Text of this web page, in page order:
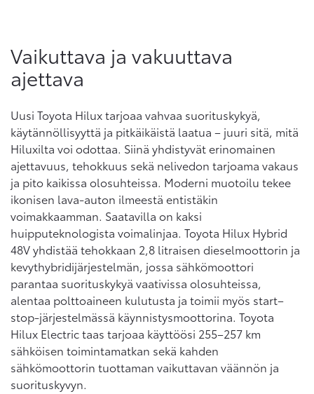
Vaikuttava ja vakuuttava
ajettava
Uusi Toyota Hilux tarjoaa vahvaa suorituskykyä,
käytännöllisyyttä ja pitkäikäistä laatua – juuri sitä, mitä
Hiluxilta voi odottaa. Siinä yhdistyvät erinomainen
ajettavuus, tehokkuus sekä nelivedon tarjoama vakaus
ja pito kaikissa olosuhteissa. Moderni muotoilu tekee
ikonisen lava-auton ilmeestä entistäkin
voimakkaamman. Saatavilla on kaksi
huipputeknologista voimalinjaa. Toyota Hilux Hybrid
48V yhdistää tehokkaan 2,8 litraisen dieselmoottorin ja
kevythybridijärjestelmän, jossa sähkömoottori
parantaa suorituskykyä vaativissa olosuhteissa,
alentaa polttoaineen kulutusta ja toimii myös start–
stop-järjestelmässä käynnistysmoottorina. Toyota
Hilux Electric taas tarjoaa käyttöösi 255–257 km
sähköisen toimintamatkan sekä kahden
sähkömoottorin tuottaman vaikuttavan väännön ja
suorituskyvyn.